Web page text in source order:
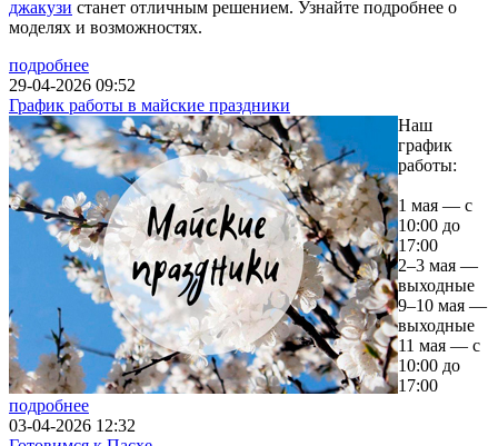
джакузи станет отличным решением. Узнайте подробнее о
моделях и возможностях.
подробнее
29-04-2026 09:52
График работы в майские праздники
Наш
график
работы:
1 мая — с
10:00 до
17:00
2–3 мая —
выходные
9–10 мая —
выходные
11 мая — с
10:00 до
17:00
подробнее
03-04-2026 12:32